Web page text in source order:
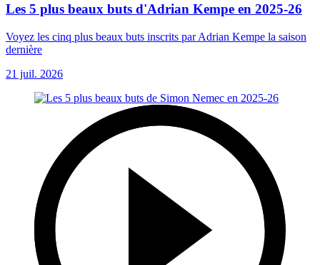
Les 5 plus beaux buts d'Adrian Kempe en 2025-26
Voyez les cinq plus beaux buts inscrits par Adrian Kempe la saison
dernière
21 juil. 2026